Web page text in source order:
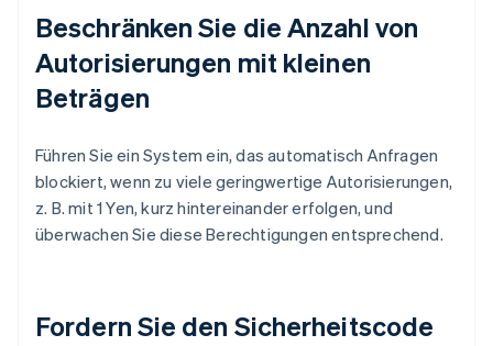
Beschränken Sie die Anzahl von
Autorisierungen mit kleinen
Beträgen
Führen Sie ein System ein, das automatisch Anfragen
blockiert, wenn zu viele geringwertige Autorisierungen,
z. B. mit 1 Yen, kurz hintereinander erfolgen, und
überwachen Sie diese Berechtigungen entsprechend.
Fordern Sie den Sicherheitscode